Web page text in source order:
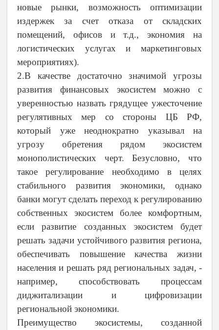
новые рынки, возможность оптимизации
издержек за счет отказа от складских
помещений, офисов и т.д., экономия на
логистических услугах и маркетинговых
мероприятиях).
2.В качестве достаточно значимой угрозы
развития финансовых экосистем можно с
уверенностью назвать грядущее ужесточение
регулятивных мер со стороны ЦБ РФ,
который уже неоднократно указывал на
угрозу обретения рядом экосистем
монополистических черт. Безусловно, что
такое регулирование необходимо в целях
стабильного развития экономики, однако
банки могут сделать переход к регулированию
собственных экосистем более комфортным,
если развитие созданных экосистем будет
решать задачи устойчивого развития региона,
обеспечивать повышение качества жизни
населения и решать ряд региональных задач, -
например, способствовать процессам
диджитализации и цифровизации
региональной экономики.
Преимущество экосистемы, созданной